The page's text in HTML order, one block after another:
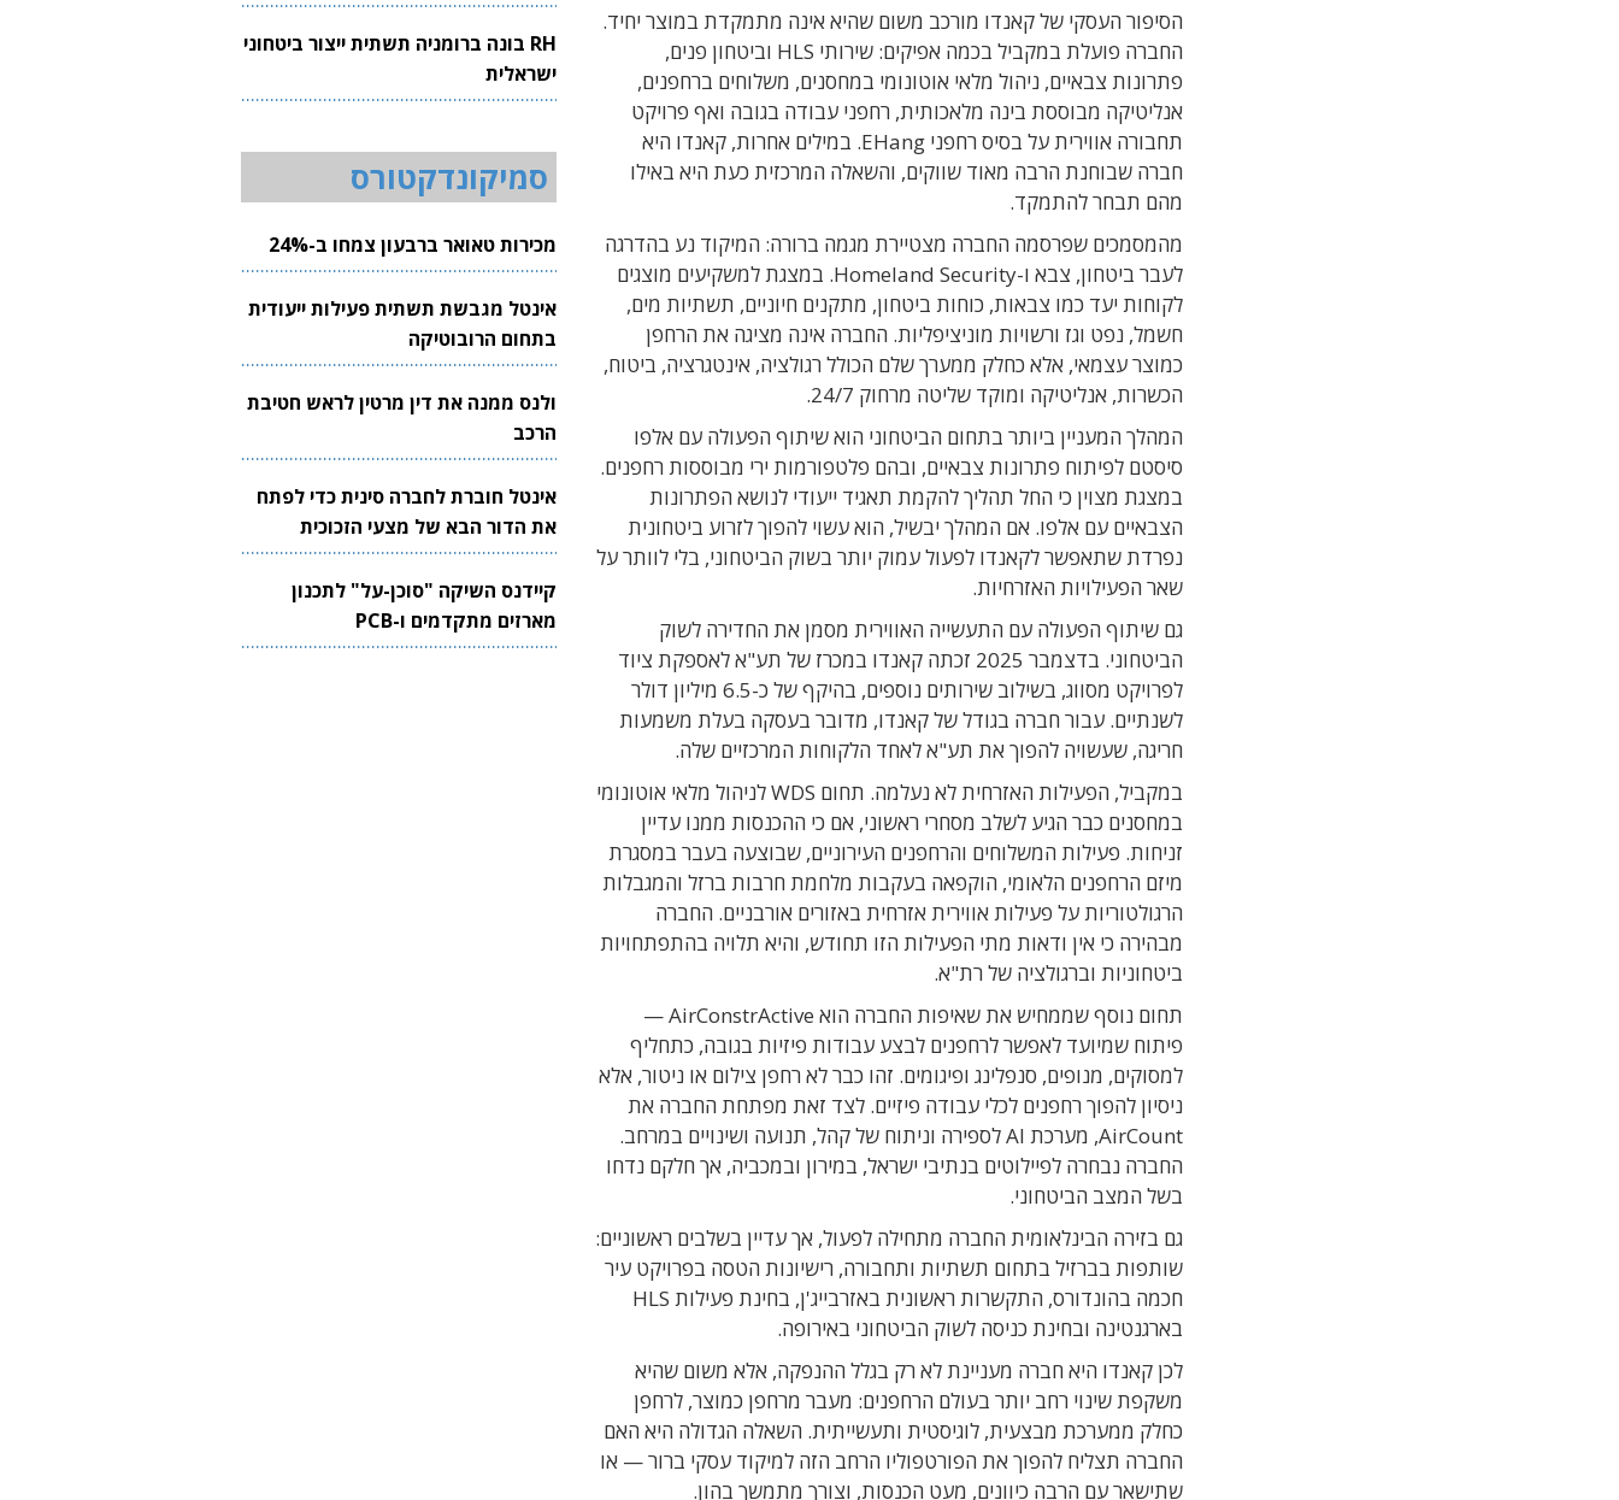
הסיפור העסקי של קאנדו מורכב משום שהיא אינה מתמקדת במוצר יחיד.
החברה פועלת במקביל בכמה אפיקים: שירותי HLS וביטחון פנים,
פתרונות צבאיים, ניהול מלאי אוטונומי במחסנים, משלוחים ברחפנים,
אנליטיקה מבוססת בינה מלאכותית, רחפני עבודה בגובה ואף פרויקט
תחבורה אווירית על בסיס רחפני EHang. במילים אחרות, קאנדו היא
חברה שבוחנת הרבה מאוד שווקים, והשאלה המרכזית כעת היא באילו
מהם תבחר להתמקד.
מהמסמכים שפרסמה החברה מצטיירת מגמה ברורה: המיקוד נע בהדרגה
לעבר ביטחון, צבא ו-Homeland Security. במצגת למשקיעים מוצגים
לקוחות יעד כמו צבאות, כוחות ביטחון, מתקנים חיוניים, תשתיות מים,
חשמל, נפט וגז ורשויות מוניציפליות. החברה אינה מציגה את הרחפן
כמוצר עצמאי, אלא כחלק ממערך שלם הכולל רגולציה, אינטגרציה, ביטוח,
הכשרות, אנליטיקה ומוקד שליטה מרחוק 24/7.
המהלך המעניין ביותר בתחום הביטחוני הוא שיתוף הפעולה עם אלפו
סיסטם לפיתוח פתרונות צבאיים, ובהם פלטפורמות ירי מבוססות רחפנים.
במצגת מצוין כי החל תהליך להקמת תאגיד ייעודי לנושא הפתרונות
הצבאיים עם אלפו. אם המהלך יבשיל, הוא עשוי להפוך לזרוע ביטחונית
נפרדת שתאפשר לקאנדו לפעול עמוק יותר בשוק הביטחוני, בלי לוותר על
שאר הפעילויות האזרחיות.
גם שיתוף הפעולה עם התעשייה האווירית מסמן את החדירה לשוק
הביטחוני. בדצמבר 2025 זכתה קאנדו במכרז של תע"א לאספקת ציוד
לפרויקט מסווג, בשילוב שירותים נוספים, בהיקף של כ-6.5 מיליון דולר
לשנתיים. עבור חברה בגודל של קאנדו, מדובר בעסקה בעלת משמעות
חריגה, שעשויה להפוך את תע"א לאחד הלקוחות המרכזיים שלה.
במקביל, הפעילות האזרחית לא נעלמה. תחום WDS לניהול מלאי אוטונומי
במחסנים כבר הגיע לשלב מסחרי ראשוני, אם כי ההכנסות ממנו עדיין
זניחות. פעילות המשלוחים והרחפנים העירוניים, שבוצעה בעבר במסגרת
מיזם הרחפנים הלאומי, הוקפאה בעקבות מלחמת חרבות ברזל והמגבלות
הרגולטוריות על פעילות אווירית אזרחית באזורים אורבניים. החברה
מבהירה כי אין ודאות מתי הפעילות הזו תחודש, והיא תלויה בהתפתחויות
ביטחוניות וברגולציה של רת"א.
תחום נוסף שממחיש את שאיפות החברה הוא AirConstrActive —
פיתוח שמיועד לאפשר לרחפנים לבצע עבודות פיזיות בגובה, כתחליף
למסוקים, מנופים, סנפלינג ופיגומים. זהו כבר לא רחפן צילום או ניטור, אלא
ניסיון להפוך רחפנים לכלי עבודה פיזיים. לצד זאת מפתחת החברה את
AirCount, מערכת AI לספירה וניתוח של קהל, תנועה ושינויים במרחב.
החברה נבחרה לפיילוטים בנתיבי ישראל, במירון ובמכביה, אך חלקם נדחו
בשל המצב הביטחוני.
גם בזירה הבינלאומית החברה מתחילה לפעול, אך עדיין בשלבים ראשוניים:
שותפות בברזיל בתחום תשתיות ותחבורה, רישיונות הטסה בפרויקט עיר
חכמה בהונדורס, התקשרות ראשונית באזרבייג'ן, בחינת פעילות HLS
בארגנטינה ובחינת כניסה לשוק הביטחוני באירופה.
לכן קאנדו היא חברה מעניינת לא רק בגלל ההנפקה, אלא משום שהיא
משקפת שינוי רחב יותר בעולם הרחפנים: מעבר מרחפן כמוצר, לרחפן
כחלק ממערכת מבצעית, לוגיסטית ותעשייתית. השאלה הגדולה היא האם
החברה תצליח להפוך את הפורטפוליו הרחב הזה למיקוד עסקי ברור — או
שתישאר עם הרבה כיוונים, מעט הכנסות, וצורך מתמשך בהון.
RH בונה ברומניה תשתית ייצור ביטחוני
ישראלית
סמיקונדקטורס
מכירות טאואר ברבעון צמחו ב-24%
אינטל מגבשת תשתית פעילות ייעודית
בתחום הרובוטיקה
ולנס ממנה את דין מרטין לראש חטיבת
הרכב
אינטל חוברת לחברה סינית כדי לפתח
את הדור הבא של מצעי הזכוכית
לשבבים
קיידנס השיקה "סוכן-על" לתכנון
מארזים מתקדמים ו-PCB